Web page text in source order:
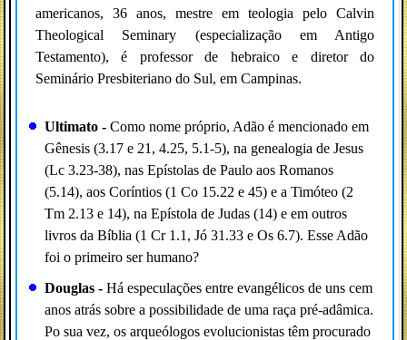
americanos, 36 anos, mestre em teologia pelo Calvin
Theological Seminary (especialização em Antigo
Testamento), é professor de hebraico e diretor do
Seminário Presbiteriano do Sul, em Campinas.
Ultimato - Como nome próprio, Adão é mencionado em
Gênesis (3.17 e 21, 4.25, 5.1-5), na genealogia de Jesus
(Lc 3.23-38), nas Epístolas de Paulo aos Romanos
(5.14), aos Coríntios (1 Co 15.22 e 45) e a Timóteo (2
Tm 2.13 e 14), na Epístola de Judas (14) e em outros
livros da Bíblia (1 Cr 1.1, Jó 31.33 e Os 6.7). Esse Adão
foi o primeiro ser humano?
Douglas - Há especulações entre evangélicos de uns cem
anos atrás sobre a possibilidade de uma raça pré-adâmica.
Po sua vez, os arqueólogos evolucionistas têm procurado